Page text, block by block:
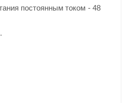
постоянным током - 48